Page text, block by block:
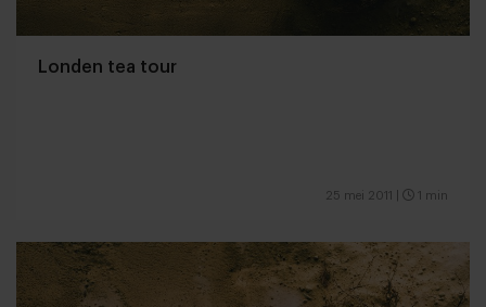
Londen tea tour
25 mei 2011 1 min